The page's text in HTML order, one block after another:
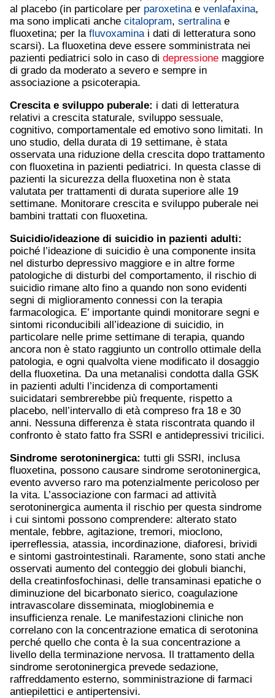
al placebo (in particolare per paroxetinae venlafaxina,
ma sono implicati anche citalopram, sertralinae
fluoxetina; per la fluvoxaminai dati di letteratura sono
scarsi). La fluoxetina deve essere somministrata nei
pazienti pediatrici solo in caso di depressione maggiore
di grado da moderato a severo e sempre in
associazione a psicoterapia.
Crescita e sviluppo puberale: i dati di letteratura
relativi a crescita staturale, sviluppo sessuale,
cognitivo, comportamentale ed emotivo sono limitati. In
uno studio, della durata di 19 settimane, è stata
osservata una riduzione della crescita dopo trattamento
con fluoxetina in pazienti pediatrici. In questa classe di
pazienti la sicurezza della fluoxetina non è stata
valutata per trattamenti di durata superiore alle 19
settimane. Monitorare crescita e sviluppo puberale nei
bambini trattati con fluoxetina.
Suicidio/ideazione di suicidio in pazienti adulti:
poiché l’ideazione di suicidio è una componente insita
nel disturbo depressivo maggiore e in altre forme
patologiche di disturbi del comportamento, il rischio di
suicidio rimane alto fino a quando non sono evidenti
segni di miglioramento connessi con la terapia
farmacologica. E’ importante quindi monitorare segni e
sintomi riconducibili all’ideazione di suicidio, in
particolare nelle prime settimane di terapia, quando
ancora non è stato raggiunto un controllo ottimale della
patologia, e ogni qualvolta viene modificato il dosaggio
della fluoxetina. Da una metanalisi condotta dalla GSK
in pazienti adulti l’incidenza di comportamenti
suicidatari sembrerebbe più frequente, rispetto a
placebo, nell’intervallo di età compreso fra 18 e 30
anni. Nessuna differenza è stata riscontrata quando il
confronto è stato fatto fra SSRI e antidepressivi tricilici.
Sindrome serotoninergica: tutti gli SSRI, inclusa
fluoxetina, possono causare sindrome serotoninergica,
evento avverso raro ma potenzialmente pericoloso per
la vita. L’associazione con farmaci ad attività
serotoninergica aumenta il rischio per questa sindrome
i cui sintomi possono comprendere: alterato stato
mentale, febbre, agitazione, tremori, mioclono,
iperreflessia, atassia, incordinazione, diaforesi, brividi
e sintomi gastrointestinali. Raramente, sono stati anche
osservati aumento del conteggio dei globuli bianchi,
della creatinfosfochinasi, delle transaminasi epatiche o
diminuzione del bicarbonato sierico, coagulazione
intravascolare disseminata, mioglobinemia e
insufficienza renale. Le manifestazioni cliniche non
correlano con la concentrazione ematica di serotonina
perché quello che conta è la sua concentrazione a
livello della terminazione nervosa. Il trattamento della
sindrome serotoninergica prevede sedazione,
raffreddamento esterno, somministrazione di farmaci
antiepilettici e antipertensivi.